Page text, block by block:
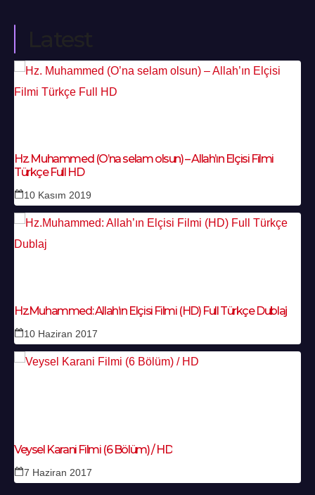
Hz. Muhammed (O’na selam olsun) – Allah’ın Elçisi Filmi
Türkçe Full HD
10 Kasım 2019
Hz.Muhammed: Allah’ın Elçisi Filmi (HD) Full Türkçe Dublaj
10 Haziran 2017
Veysel Karani Filmi (6 Bölüm) / HD
7 Haziran 2017